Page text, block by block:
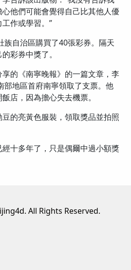
心他們可能會覺得自己比其他人優
作或學習。”
族自治區購買了40張彩券。隔天
彩券中獎了。
的《南寧晚報》的一篇文章，李
部地區首府南寧領取了支票。他
店，因為擔心失去機票。
的亮黃色服裝，領取獎品並拍照
十多年了，只是偶爾中過小額獎
All Rights Reserved.